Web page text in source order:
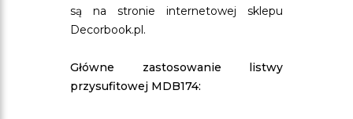
są na stronie internetowej sklepu
Decorbook.pl.
Główne zastosowanie listwy
przysufitowej MDB174: